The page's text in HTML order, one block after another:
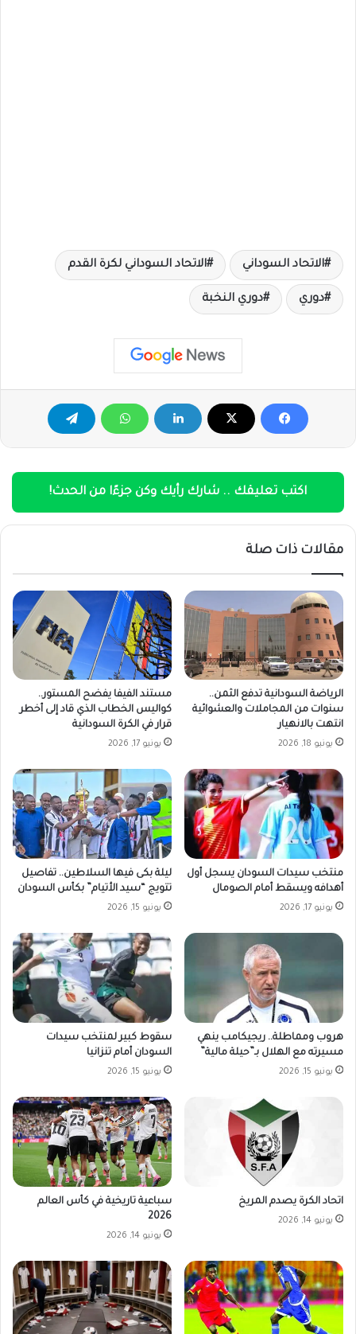
الاتحاد السوداني الاتحاد السوداني لكرة القدم
دوري دوري النخبة
اكتب تعليقك .. شارك رأيك وكن جزءًا من الحدث!
مقالات ذات صلة
الرياضة السودانية تدفع الثمن..
سنوات من المجاملات والعشوائية
انتهت بالانهيار
يونيو 18, 2026
مستند الفيفا يفضح المستور..
كواليس الخطاب الذي قاد إلى أخطر
قرار في الكرة السودانية
يونيو 17, 2026
منتخب سيدات السودان يسجل أول
أهدافه ويسقط أمام الصومال
يونيو 17, 2026
ليلة بكى فيها السلاطين.. تفاصيل
تتويج “سيد الأتيام” بكأس السودان
يونيو 15, 2026
هروب ومماطلة.. ريجيكامب ينهي
مسيرته مع الهلال بـ”حيلة مالية”
يونيو 15, 2026
سقوط كبير لمنتخب سيدات
السودان أمام تنزانيا
يونيو 15, 2026
اتحاد الكرة يصدم المريخ
يونيو 14, 2026
سباعية تاريخية في كأس العالم
2026
يونيو 14, 2026